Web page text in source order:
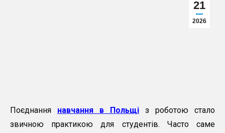
21
2026
Поєднання навчання в Польщі з роботою стало
звичною практикою для студентів. Часто саме